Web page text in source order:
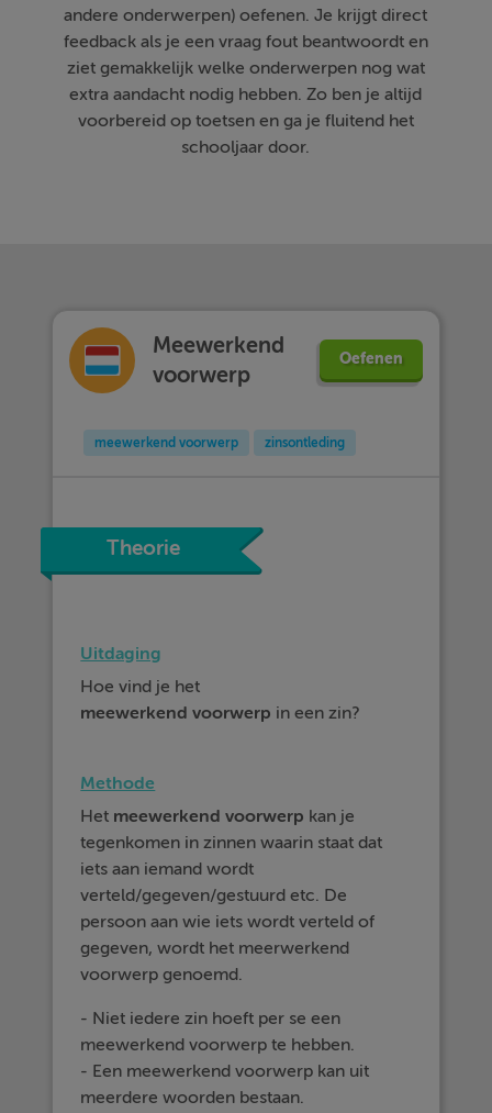
andere onderwerpen) oefenen. Je krijgt direct
feedback als je een vraag fout beantwoordt en
ziet gemakkelijk welke onderwerpen nog wat
extra aandacht nodig hebben. Zo ben je altijd
voorbereid op toetsen en ga je fluitend het
schooljaar door.
Meewerkend
voorwerp
Oefenen
meewerkend voorwerp zinsontleding
Theorie
Uitdaging
Hoe vind je het
meewerkend voorwerp in een zin?
Methode
Het meewerkend voorwerp kan je
tegenkomen in zinnen waarin staat dat
iets aan iemand wordt
verteld/gegeven/gestuurd etc. De
persoon aan wie iets wordt verteld of
gegeven, wordt het meerwerkend
voorwerp genoemd.
- Niet iedere zin hoeft per se een
meewerkend voorwerp te hebben.
- Een meewerkend voorwerp kan uit
meerdere woorden bestaan.